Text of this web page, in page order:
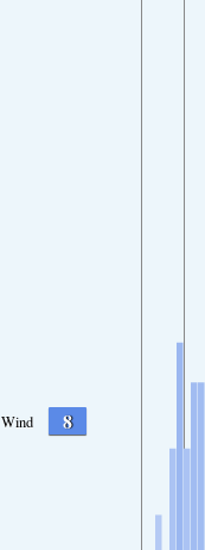
Wind 8